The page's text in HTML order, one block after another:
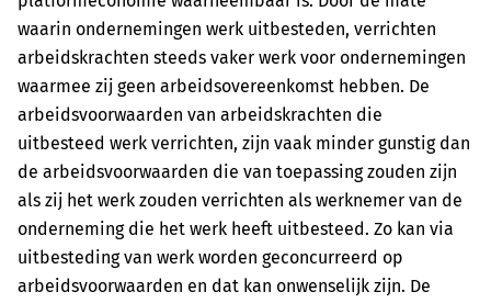
waarin ondernemingen werk uitbesteden, verrichten
arbeidskrachten steeds vaker werk voor ondernemingen
waarmee zij geen arbeidsovereenkomst hebben. De
arbeidsvoorwaarden van arbeidskrachten die
uitbesteed werk verrichten, zijn vaak minder gunstig dan
de arbeidsvoorwaarden die van toepassing zouden zijn
als zij het werk zouden verrichten als werknemer van de
onderneming die het werk heeft uitbesteed. Zo kan via
uitbesteding van werk worden geconcurreerd op
arbeidsvoorwaarden en dat kan onwenselijk zijn. De